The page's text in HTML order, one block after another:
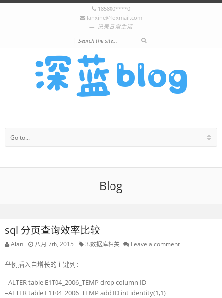
185800****0
lanxine@foxmail.com
记录日常生活
|
Blog
sql 分页查询效率比较
Alan 八月 7th, 2015 3.数据库相关 Leave a comment
举例插入自增长的主键列：
–ALTER table E1T04_2006_TEMP drop column ID
–ALTER table E1T04_2006_TEMP add ID int identity(1,1)